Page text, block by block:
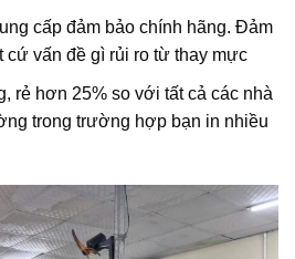
cấp đảm bảo chính hãng. Đảm
cứ vấn đề gì rủi ro từ thay mực
rẻ hơn 25% so với tất cả các nhà
trong trường hợp bạn in nhiều